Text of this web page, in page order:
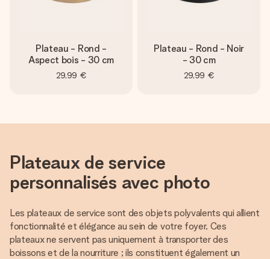
Plateau - Rond -
Aspect bois - 30 cm
29,99 €
Plateau - Rond - Noir
- 30 cm
29,99 €
Plateaux de service
personnalisés avec photo
Les plateaux de service sont des objets polyvalents qui allient
fonctionnalité et élégance au sein de votre foyer. Ces
plateaux ne servent pas uniquement à transporter des
boissons et de la nourriture ; ils constituent également un